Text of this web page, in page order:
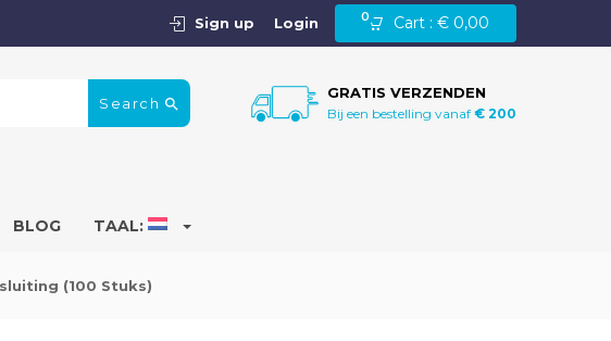
Cart : € 0,00
0
Sign up Login
Search
GRATIS VERZENDEN
Bij een bestelling vanaf € 200
BLOG TAAL:
(100 Stuks)